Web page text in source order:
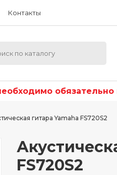
Контакты
обязательно
гитара Yamaha FS720S2
FS720S2